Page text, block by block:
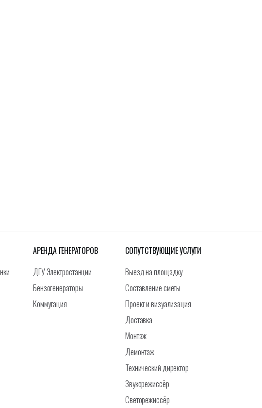
АРЕНДА ГЕНЕРАТОРОВ
ДГУ Электростанции
Бензогенераторы
Коммутация
СОПУТСТВУЮЩИЕ УСЛУГИ
Выезд на площадку
Составление сметы
Проект и визуализация
Доставка
Монтаж
Демонтаж
Технический директор
Звукорежиссёр
Светорежиссёр